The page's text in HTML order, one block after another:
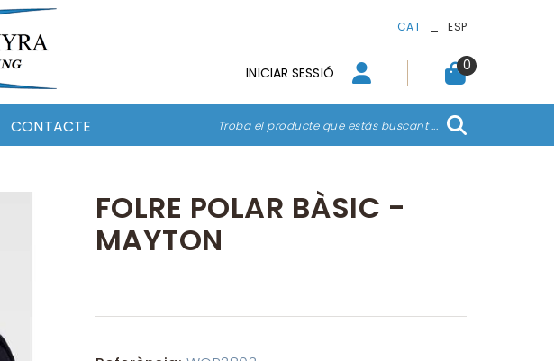
CAT ESP
INICIAR SESSIÓ 0
CONTACTE Troba el producte que estàs buscant ...
FOLRE POLAR BÀSIC -
MAYTON